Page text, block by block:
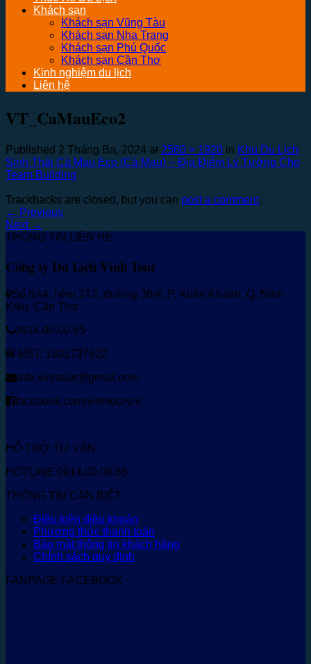
Khách sạn
Khách sạn Vũng Tàu
Khách sạn Nha Trang
Khách sạn Phú Quốc
Khách sạn Cần Thơ
Kinh nghiệm du lịch
Liên hệ
VT_CaMauEco2
Published 2 Tháng Ba, 2024 at 2560 × 1920 in Khu Du Lịch
Sinh Thái Cà Mau Eco (Cà Mau) – Địa Điểm Lý Tưởng Cho
Team Building
Trackbacks are closed, but you can post a comment.
← Previous
Next →
THÔNG TIN LIÊN HỆ
Công ty Du Lịch Vinh Tour
Số 9A4, hẻm 2T2, đường 30/4, P. Xuân Khánh, Q. Ninh
Kiều, Cần Thơ
0914.00.00.65
MST: 1801737622
info.vinhtour@gmail.com
facebook.com/vinhtourvn/
HỖ TRỢ TƯ VẤN
HOTLINE 0914.00.00.65
THÔNG TIN CẦN BIẾT
Điều kiện điều khoản
Phương thức thanh toán
Bảo mật thông tin khách hàng
Chính sách quy định
FANPAGE FACEBOOK